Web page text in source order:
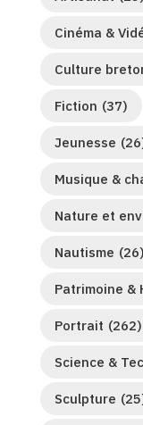
Cinéma &
Culture
Fiction (37)
Jeunesse
Musique &
Nature et
Nautisme (26)
Patrimoine &
Portrait (262)
Science &
Sculpture